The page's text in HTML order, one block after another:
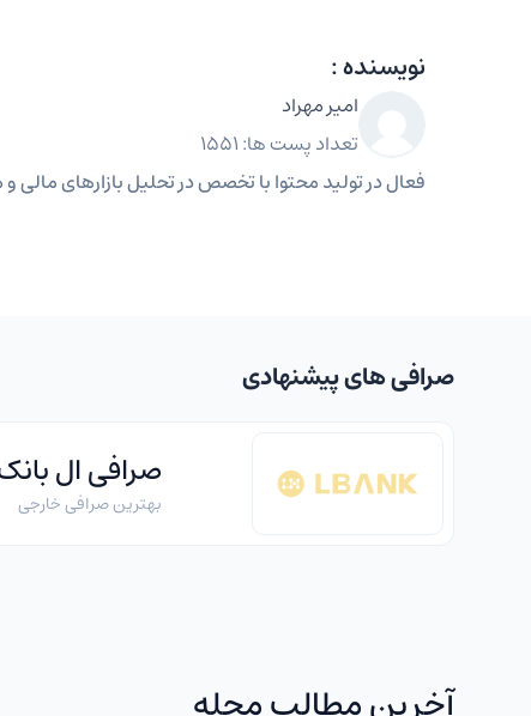
نویسنده :
امیر مهراد
تعداد پست ها: 1551
فعال در تولید محتوا با تخصص در تحلیل بازارهای مالی
صرافی های پیشنهادی
صرافی ال
بهترین صرافی خارجی